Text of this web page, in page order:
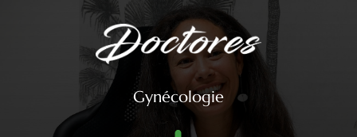
Gynécologie